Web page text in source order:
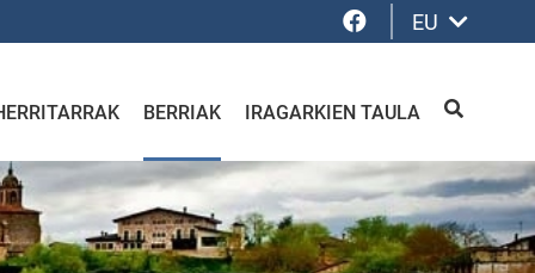
Facebook
EU
BERRIAK IRAGARKIEN TAULA BILATU